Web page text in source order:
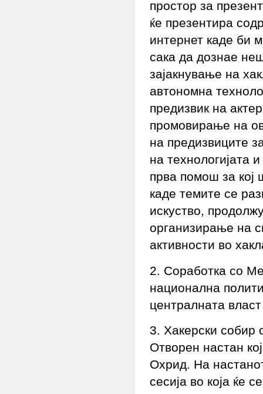
простор за
ќе презентира
интернет каде би
сака да дознае
зајакнување на
автономна
предизвик на
промовирање на
на предизвиците
на технологијата
прва помош за кој
каде темите се
искуство,
организирање на
активности во
2. Соработка со
национална
централната
3. Хакерски
Отворен настан
Охрид. На
сесија во која ќе